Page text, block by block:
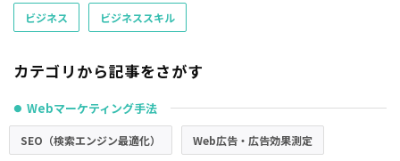
ビジネス ビジネススキル
カテゴリから記事をさがす
● Webマーケティング手法
SEO（検索エンジン最適化） Web広告・広告効果測定